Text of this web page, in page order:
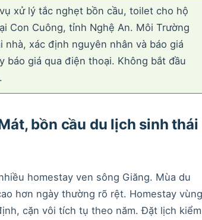
xử lý tắc nghẹt bồn cầu, toilet cho hộ
Con Cuông, tỉnh Nghệ An. Môi Trường
xác định nguyên nhân và báo giá
báo giá qua điện thoại. Không bắt đầu
bồn cầu du lịch sinh thái
homestay ven sông Giăng. Mùa du
hơn ngày thường rõ rệt. Homestay vùng
cặn vôi tích tụ theo năm. Đặt lịch kiểm